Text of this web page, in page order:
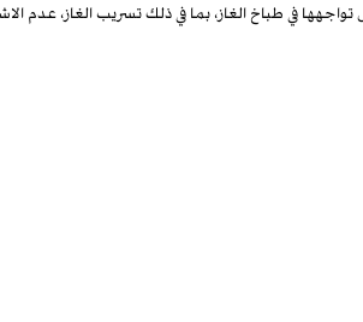
في طباخ الغاز، بما في ذلك تسريب الغاز، عدم